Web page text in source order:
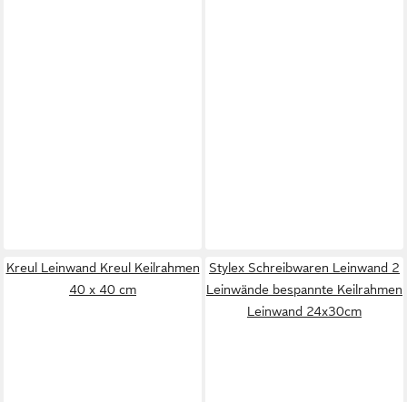
Kreul Leinwand Kreul Keilrahmen
40 x 40 cm
Stylex Schreibwaren Leinwand 2
Leinwände bespannte Keilrahmen
Leinwand 24x30cm